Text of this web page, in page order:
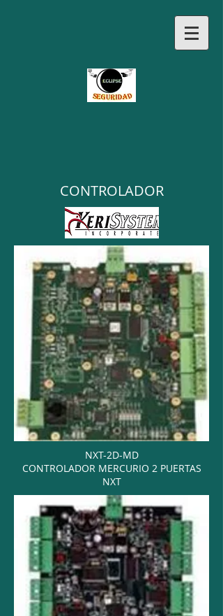
NXT-2D-MD
CONTROLADOR MERCURIO 2 PUERTAS
NXT
CONTROLADOR